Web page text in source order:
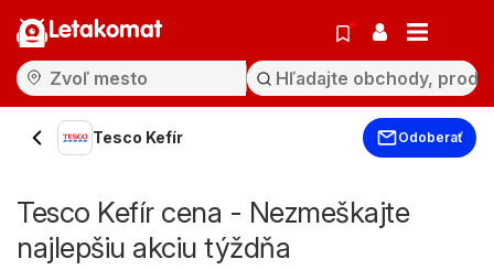
Letakomat
Tesco Kefír Odoberať
Tesco Kefír cena - Nezmeškajte
najlepšiu akciu týždňa